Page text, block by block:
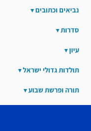
נביאים וכתובים
סדרות
עיון
תולדות גדולי ישראל
תורה ופרשת שבוע